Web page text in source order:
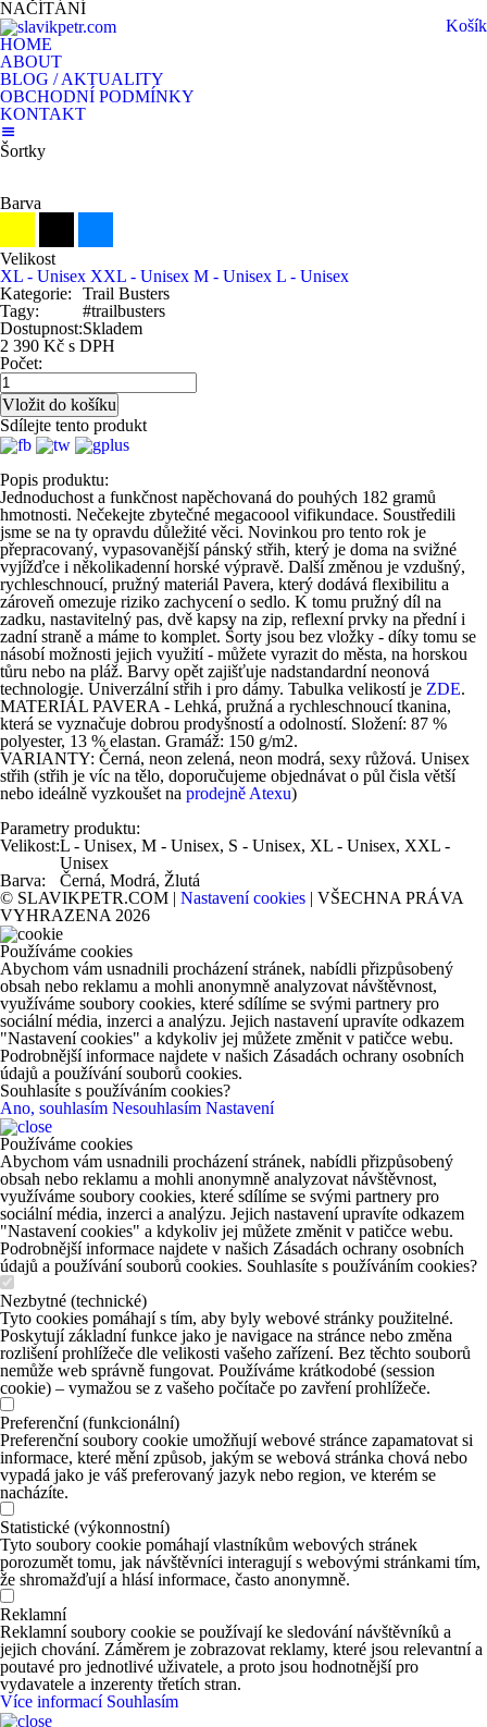
NAČÍTÁNÍ
Košík
HOME
ABOUT
BLOG / AKTUALITY
OBCHODNÍ PODMÍNKY
KONTAKT
Šortky
Barva
Velikost
XL - Unisex XXL - Unisex M - Unisex L - Unisex
Kategorie:
Trail Busters
Tagy:
#trailbusters
Dostupnost:Skladem
2 390 Kč s DPH
Počet:
Sdílejte tento produkt
Popis produktu:
Jednoduchost a funkčnost napěchovaná do pouhých 182 gramů
hmotnosti. Nečekejte zbytečné megacoool vifikundace. Soustředili
jsme se na ty opravdu důležité věci. Novinkou pro tento rok je
přepracovaný, vypasovanější pánský střih, který je doma na svižné
vyjížďce i několikadenní horské výpravě. Další změnou je vzdušný,
rychleschnoucí, pružný materiál Pavera, který dodává flexibilitu a
zároveň omezuje riziko zachycení o sedlo. K tomu pružný díl na
zadku, nastavitelný pas, dvě kapsy na zip, reflexní prvky na přední i
zadní straně a máme to komplet. Šorty jsou bez vložky - díky tomu se
násobí možnosti jejich využití - můžete vyrazit do města, na horskou
tůru nebo na pláž. Barvy opět zajišťuje nadstandardní neonová
technologie. Univerzální střih i pro dámy. Tabulka velikostí je ZDE.
MATERIÁL PAVERA - Lehká, pružná a rychleschnoucí tkanina,
která se vyznačuje dobrou prodyšností a odolností. Složení: 87 %
polyester, 13 % elastan. Gramáž: 150 g/m2.
VARIANTY: Černá, neon zelená, neon modrá, sexy růžová. Unisex
střih (střih je víc na tělo, doporučujeme objednávat o půl čisla větší
nebo ideálně vyzkoušet na prodejně Atexu)
Parametry produktu:
Velikost:L - Unisex, M - Unisex, S - Unisex, XL - Unisex, XXL -
Unisex
Barva:
Černá, Modrá, Žlutá
© SLAVIKPETR.COM | Nastavení cookies | VŠECHNA PRÁVA
VYHRAZENA 2026
Používáme cookies
Abychom vám usnadnili procházení stránek, nabídli přizpůsobený
obsah nebo reklamu a mohli anonymně analyzovat návštěvnost,
využíváme soubory cookies, které sdílíme se svými partnery pro
sociální média, inzerci a analýzu. Jejich nastavení upravíte odkazem
"Nastavení cookies" a kdykoliv jej můžete změnit v patičce webu.
Podrobnější informace najdete v našich Zásadách ochrany osobních
údajů a používání souborů cookies.
Souhlasíte s používáním cookies?
Ano, souhlasím Nesouhlasím Nastavení
Používáme cookies
Abychom vám usnadnili procházení stránek, nabídli přizpůsobený
obsah nebo reklamu a mohli anonymně analyzovat návštěvnost,
využíváme soubory cookies, které sdílíme se svými partnery pro
sociální média, inzerci a analýzu. Jejich nastavení upravíte odkazem
"Nastavení cookies" a kdykoliv jej můžete změnit v patičce webu.
Podrobnější informace najdete v našich Zásadách ochrany osobních
údajů a používání souborů cookies. Souhlasíte s používáním cookies?
Nezbytné (technické)
Tyto cookies pomáhají s tím, aby byly webové stránky použitelné.
Poskytují základní funkce jako je navigace na stránce nebo změna
rozlišení prohlížeče dle velikosti vašeho zařízení. Bez těchto souborů
nemůže web správně fungovat. Používáme krátkodobé (session
cookie) – vymažou se z vašeho počítače po zavření prohlížeče.
Preferenční (funkcionální)
Preferenční soubory cookie umožňují webové stránce zapamatovat si
informace, které mění způsob, jakým se webová stránka chová nebo
vypadá jako je váš preferovaný jazyk nebo region, ve kterém se
nacházíte.
Statistické (výkonnostní)
Tyto soubory cookie pomáhají vlastníkům webových stránek
porozumět tomu, jak návštěvníci interagují s webovými stránkami tím,
že shromažďují a hlásí informace, často anonymně.
Reklamní
Reklamní soubory cookie se používají ke sledování návštěvníků a
jejich chování. Záměrem je zobrazovat reklamy, které jsou relevantní a
poutavé pro jednotlivé uživatele, a proto jsou hodnotnější pro
vydavatele a inzerenty třetích stran.
Více informací Souhlasím